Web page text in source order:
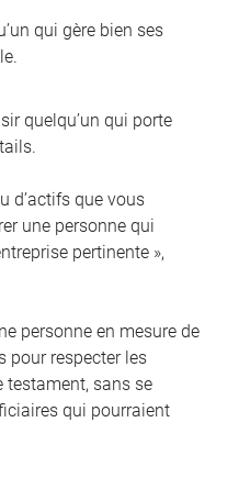
qui gère bien ses
quelqu’un qui porte
d’actifs que vous
une personne qui
pertinente »,
personne en mesure de
pour respecter les
testament, sans se
qui pourraient